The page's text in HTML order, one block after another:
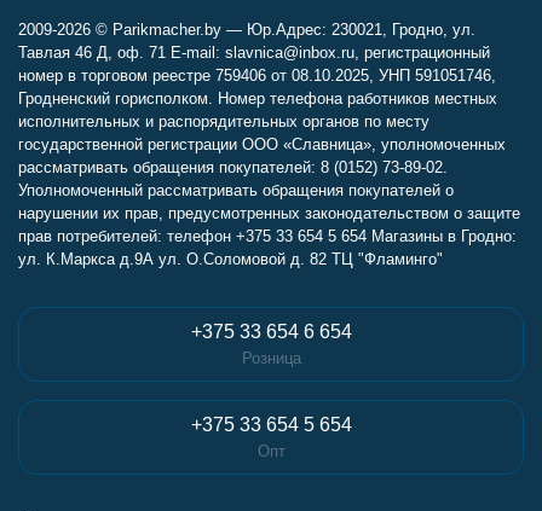
2009-2026 © Parikmacher.by — Юр.Адрес: 230021, Гродно, ул.
Тавлая 46 Д, оф. 71 E-mail: slavnica@inbox.ru, регистрационный
номер в торговом реестре 759406 от 08.10.2025, УНП 591051746,
Гродненский горисполком. Номер телефона работников местных
исполнительных и распорядительных органов по месту
государственной регистрации ООО «Славница», уполномоченных
рассматривать обращения покупателей: 8 (0152) 73-89-02.
Уполномоченный рассматривать обращения покупателей о
нарушении их прав, предусмотренных законодательством о защите
прав потребителей: телефон +375 33 654 5 654 Магазины в Гродно:
ул. К.Маркса д.9А ул. О.Соломовой д. 82 ТЦ "Фламинго"
+375 33 654 6 654
Розница
+375 33 654 5 654
Опт